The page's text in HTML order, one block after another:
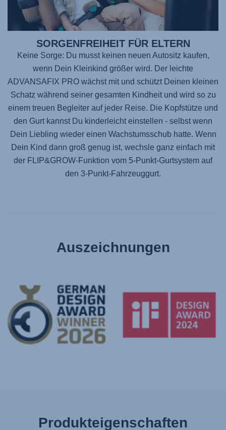
SORGENFREIHEIT FÜR ELTERN
Keine Sorge: Du musst keinen neuen Autositz kaufen,
wenn Dein Kleinkind größer wird. Der leichte
ADVANSAFIX PRO wächst mit und schützt Deinen kleinen
Schatz während seiner gesamten Kindheit und wird so zu
einem treuen Begleiter auf jeder Reise. Die Kopfstütze und
den Gurt kannst Du kinderleicht einstellen - selbst wenn
Dein Liebling wieder einen Wachstumsschub hatte. Wenn
Dein Kind dann groß genug ist, wechsle ganz einfach mit
der FLIP&GROW-Funktion vom 5-Punkt-Gurtsystem auf
den 3-Punkt-Fahrzeuggurt.
Auszeichnungen
Produkteigenschaften